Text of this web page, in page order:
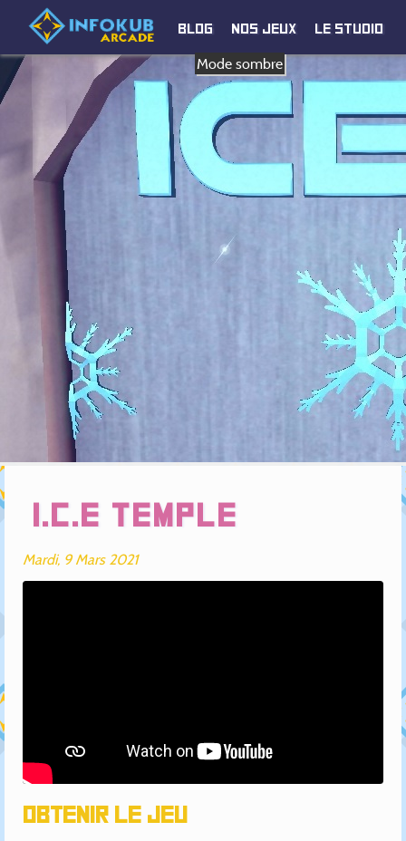
Blog Nos jeux Le studio
Mode sombre
I.C.E Temple
Mardi, 9 Mars 2021
Obtenir le jeu